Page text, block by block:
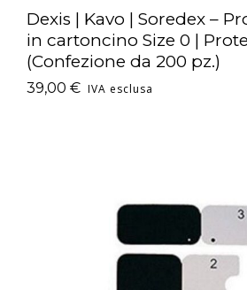
Dexis | Kavo | Soredex –
in cartoncino Size 0 |
(Confezione da 200 pz.)
39,00 € IVA esclusa